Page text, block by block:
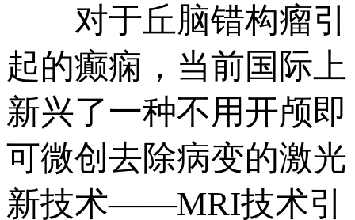
对于丘脑错构瘤引
起的癫痫，当前国际上
新兴了一种不用开颅即
可微创去除病变的激光
新技术——MRI技术引